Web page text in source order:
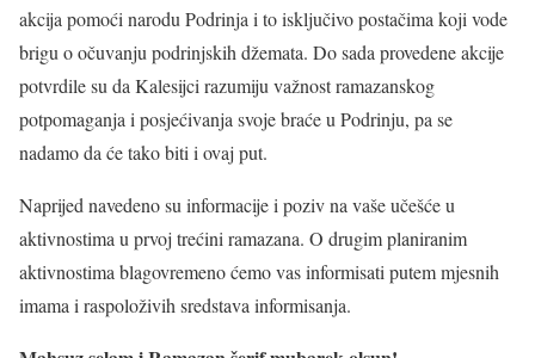
akcija pomoći narodu Podrinja i to isključivo postačima koji vode
brigu o očuvanju podrinjskih džemata. Do sada provedene akcije
potvrdile su da Kalesijci razumiju važnost ramazanskog
potpomaganja i posjećivanja svoje braće u Podrinju, pa se
nadamo da će tako biti i ovaj put.
Naprijed navedeno su informacije i poziv na vaše učešće u
aktivnostima u prvoj trećini ramazana. O drugim planiranim
aktivnostima blagovremeno ćemo vas informisati putem mjesnih
imama i raspoloživih sredstava informisanja.